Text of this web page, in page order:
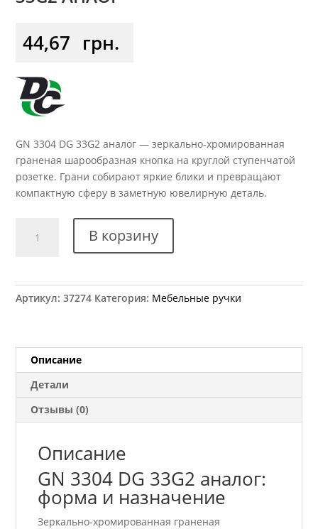
44,67 грн.
GN 3304 DG 33G2 аналог — зеркально-хромированная
граненая шарообразная кнопка на круглой ступенчатой
розетке. Грани собирают яркие блики и превращают
компактную сферу в заметную ювелирную деталь.
товара
3304
анаог
В корзину
Артикул:37274 Категория: Мебельные ручки
Описание
Детали
Отзывы (0)
Описание
GN 3304 DG 33G2 аналог:
форма и назначение
Зеркально-хромированная граненая